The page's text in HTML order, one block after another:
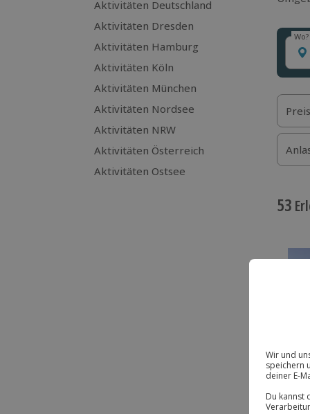
Aktivitäten Deutschland
Aktivitäten Dresden
Aktivitäten Hamburg
Aktivitäten Köln
Aktivitäten München
Aktivitäten Nordsee
Aktivitäten NRW
Aktivitäten Österreich
Aktivitäten Ostsee
Wo?
Wo?
Preis
53